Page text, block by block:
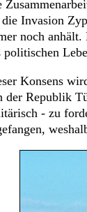
Invasion
noch anhält.
politischen
Konsens
der Republik
- zu